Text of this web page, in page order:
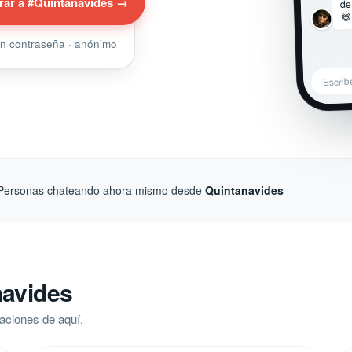
contraseña · anónimo
😄
chateando ahora mismo desdeQuintanavides
de aquí.